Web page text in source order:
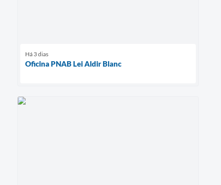
Há 3 dias
Oficina PNAB Lei Aldir Blanc